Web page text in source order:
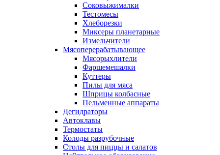
Соковыжималки
Тестомесы
Хлеборезки
Миксеры планетарные
Измельчители
Мясоперерабатывающее
Мясорыхлители
Фаршемешалки
Куттеры
Пилы для мяса
Шприцы колбасные
Пельменные аппараты
Дегидраторы
Автоклавы
Термостаты
Колоды разрубочные
Столы для пиццы и салатов